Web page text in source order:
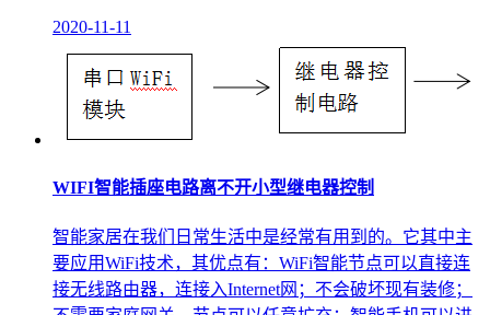
2020-11-11
WIFI智能插座电路离不开小型继电器控制
智能家居在我们日常生活中是经常有用到的。它其中主
要应用WiFi技术，其优点有：WiFi智能节点可以直接连
接无线路由器，连接入Internet网；不会破坏现有装修；